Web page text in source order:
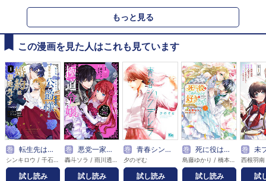
もっと見る
この漫画を見た人はこれも見ています
巻 転生先は殺されるはずのモブ令嬢でした～見知らぬ公爵様との婚約は想定外です～@COMIC
試し読み
巻 悪党一家の愛娘、転生先も乙女ゲームの極道令嬢でした。～最上級ランクの悪役さま、その溺愛は不要です！～@COMIC
試し読み
巻 青春シンデレラ
夕のぞむ
試し読み
巻 死に役はごめんなので好きにさせてもらいます@COMIC
試し読み
巻 未プレイの乙女ゲームに転
試